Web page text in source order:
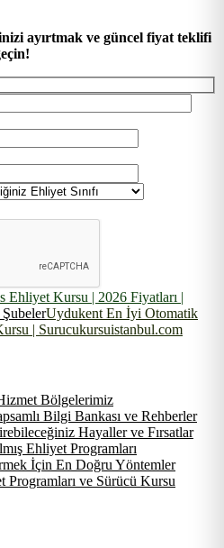
ayırtmak ve güncel fiyat teklifi
Kursu | 2026 Fiyatları |
Uydukent En İyi Otomatik
| Surucukursuistanbul.com
Bölgelerimiz
Bilgi Bankası ve Rehberler
Hayaller ve Fırsatlar
Ehliyet Programları
İçin En Doğru Yöntemler
ve Sürücü Kursu